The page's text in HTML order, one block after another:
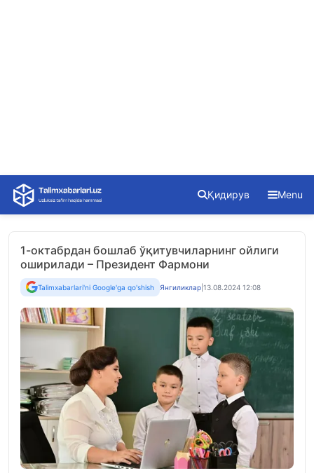
Skip
content
Қидирув Menu
1-октабрдан бошлаб ўқитувчиларнинг ойлиги
оширилади – Президент Фармони
Talimxabarlari'ni Google'ga qo'shish Янгиликлар 13.08.2024 12:08